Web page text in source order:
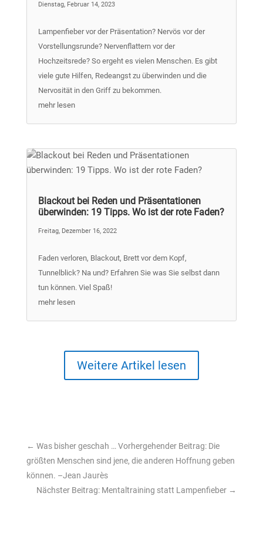
Dienstag, Februar 14, 2023
Lampenfieber vor der Präsentation? Nervös vor der
Vorstellungsrunde? Nervenflattern vor der
Hochzeitsrede? So ergeht es vielen Menschen. Es gibt
viele gute Hilfen, Redeangst zu überwinden und die
Nervosität in den Griff zu bekommen.
mehr lesen
Blackout bei Reden und Präsentationen
überwinden: 19 Tipps. Wo ist der rote Faden?
Freitag, Dezember 16, 2022
Faden verloren, Blackout, Brett vor dem Kopf,
Tunnelblick? Na und? Erfahren Sie was Sie selbst dann
tun können. Viel Spaß!
mehr lesen
Weitere Artikel lesen
← Was bisher geschah … Vorhergehender Beitrag: Die
größten Menschen sind jene, die anderen Hoffnung geben
können. –Jean Jaurès
Nächster Beitrag: Mentaltraining statt Lampenfieber →